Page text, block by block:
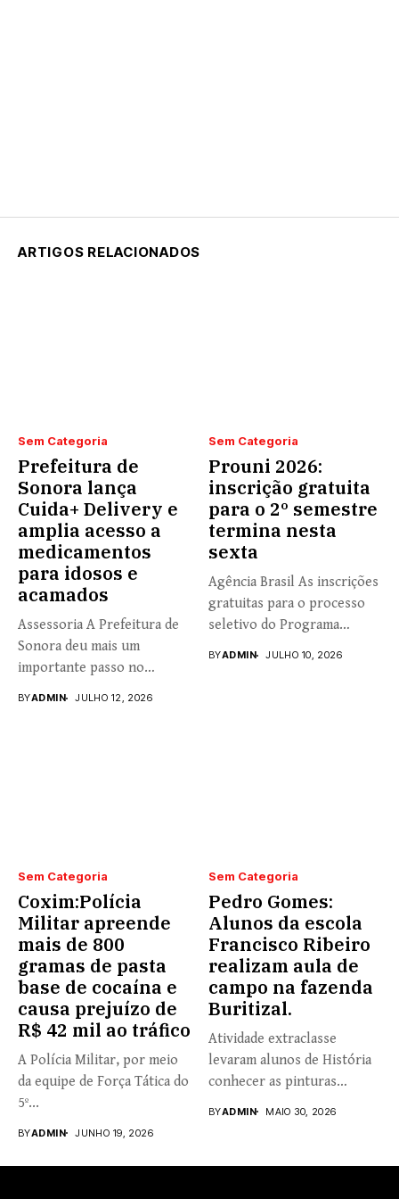
ARTIGOS RELACIONADOS
Sem Categoria
Prefeitura de
Sonora lança
Cuida+ Delivery e
amplia acesso a
medicamentos
para idosos e
acamados
Assessoria A Prefeitura de
Sonora deu mais um
importante passo no
BYADMIN JULHO 12, 2026
Sem Categoria
Prouni 2026:
inscrição gratuita
para o 2º semestre
termina nesta
sexta
Agência Brasil As inscrições
gratuitas para o processo
seletivo do Programa
BYADMIN JULHO 10, 2026
Sem Categoria
Coxim:Polícia
Militar apreende
mais de 800
gramas de pasta
base de cocaína e
causa prejuízo de
R$ 42 mil ao tráfico
A Polícia Militar, por meio
da equipe de Força Tática do
5º...
BYADMIN JUNHO 19, 2026
Sem Categoria
Pedro Gomes:
Alunos da escola
Francisco Ribeiro
realizam aula de
campo na fazenda
Buritizal.
Atividade extraclasse
levaram alunos de História
conhecer as pinturas
BYADMIN MAIO 30, 2026